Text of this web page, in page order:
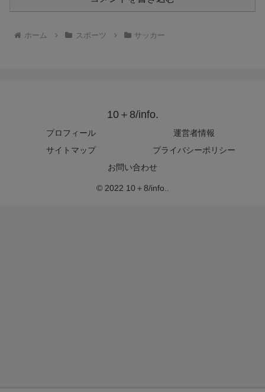
ホーム スポーツ サッカー
10＋8/info.
プロフィール
運営者情報
サイトマップ
プライバシーポリシー
お問い合わせ
© 2022 10＋8/info..